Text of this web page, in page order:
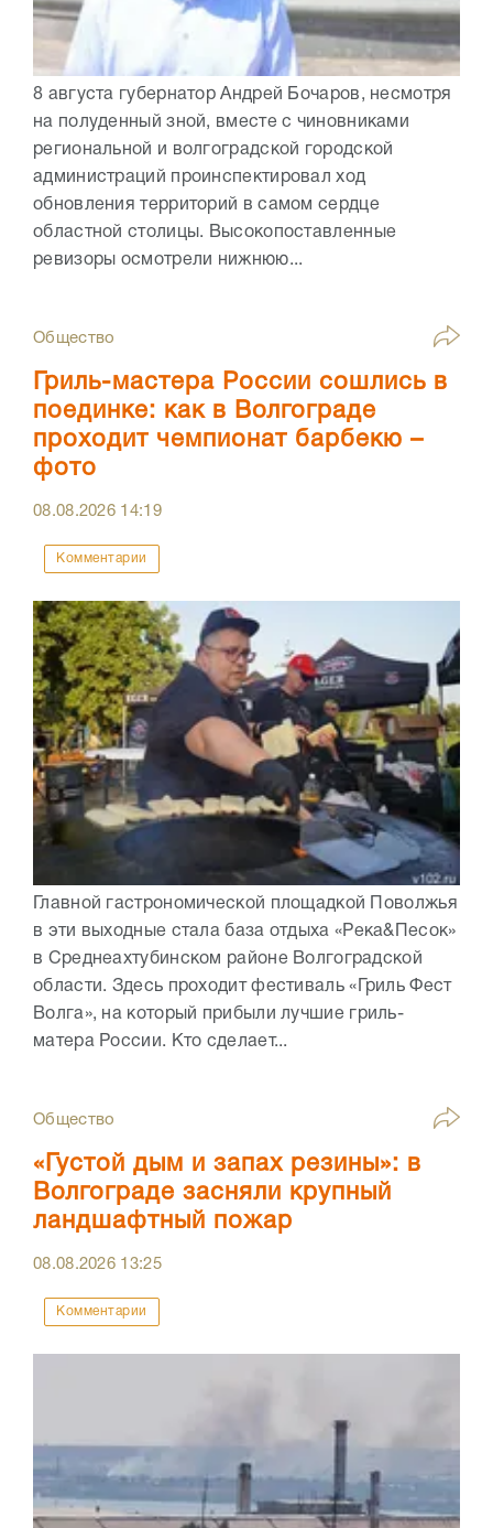
8 августа губернатор Андрей Бочаров, несмотря
на полуденный зной, вместе с чиновниками
региональной и волгоградской городской
администраций проинспектировал ход
обновления территорий в самом сердце
областной столицы. Высокопоставленные
ревизоры осмотрели нижнюю...
Общество
Гриль-мастера России сошлись в
поединке: как в Волгограде
проходит чемпионат барбекю –
фото
08.08.2026 14:19
Комментарии
Главной гастрономической площадкой Поволжья
в эти выходные стала база отдыха «Река&Песок»
в Среднеахтубинском районе Волгоградской
области. Здесь проходит фестиваль «Гриль Фест
Волга», на который прибыли лучшие гриль-
матера России. Кто сделает...
Общество
«Густой дым и запах резины»: в
Волгограде засняли крупный
ландшафтный пожар
08.08.2026 13:25
Комментарии